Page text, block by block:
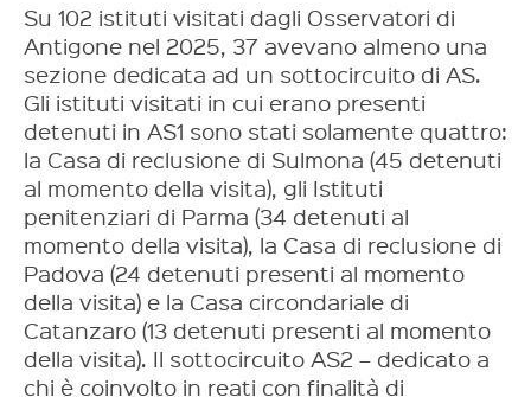
Su 102 istituti visitati dagli Osservatori di
Antigone nel 2025, 37 avevano almeno una
sezione dedicata ad un sottocircuito di AS.
Gli istituti visitati in cui erano presenti
detenuti in AS1 sono stati solamente quattro:
la Casa di reclusione di Sulmona (45 detenuti
al momento della visita), gli Istituti
penitenziari di Parma (34 detenuti al
momento della visita), la Casa di reclusione di
Padova (24 detenuti presenti al momento
della visita) e la Casa circondariale di
Catanzaro (13 detenuti presenti al momento
della visita). Il sottocircuito AS2 – dedicato a
chi è coinvolto in reati con finalità di